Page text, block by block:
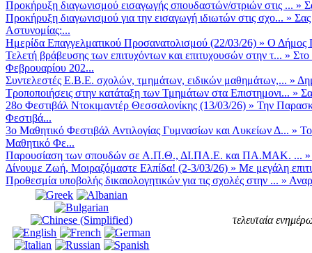
Προκήρυξη διαγωνισμού εισαγωγής σπουδαστών/στριών στις ... »
Προκήρυξη διαγωνισμού για την εισαγωγή ιδιωτών στις σχο... » Σας
Αστυνομίας:...
Ημερίδα Επαγγελματικού Προσανατολισμού (22/03/26) » Ο Δήμος
Τελετή βράβευσης των επιτυχόντων και επιτυχουσών στην τ... » Στο
Φεβρουαρίου 202...
Συντελεστές Ε.Β.Ε. σχολών, τμημάτων, ειδικών μαθημάτων,... »
Τροποποιήσεις στην κατάταξη των Τμημάτων στα Επιστημονι... »
28ο Φεστιβάλ Ντοκιμαντέρ Θεσσαλονίκης (13/03/26) » Την
Φεστιβά...
3ο Μαθητικό Φεστιβάλ Αντιλογίας Γυμνασίων και Λυκείων Δ... »
Μαθητικό Φε...
Παρουσίαση των σπουδών σε Α.Π.Θ., ΔΙ.ΠΑ.Ε. και ΠΑ.ΜΑΚ. ...
Δίνουμε Ζωή, Μοιραζόμαστε Ελπίδα! (2-3/03/26) » Με μεγάλη
Προθεσμία υποβολής δικαιολογητικών για τις σχολές στην ... »
τελευταία